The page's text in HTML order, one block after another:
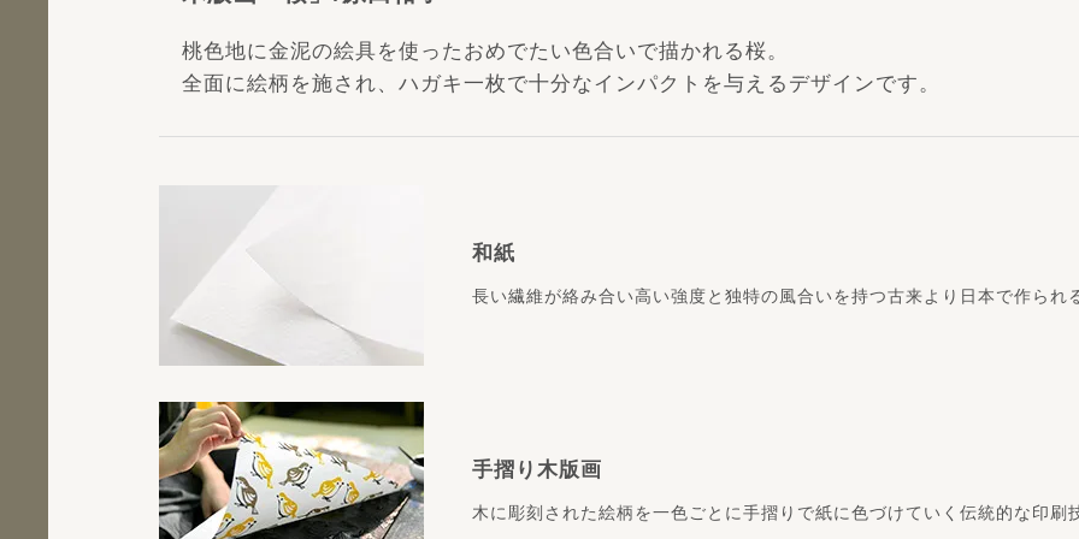
手摺り木版画
木に彫刻された絵柄を一色ごとに手摺りで紙に色づけていく伝統的な印刷
和紙
長い繊維が絡み合い高い強度と独特の風合いを持つ古来より日本で作られ
桃色地に金泥の絵具を使ったおめでたい色合いで描かれる桜。
全面に絵柄を施され、ハガキ一枚で十分なインパクトを与えるデザインです。